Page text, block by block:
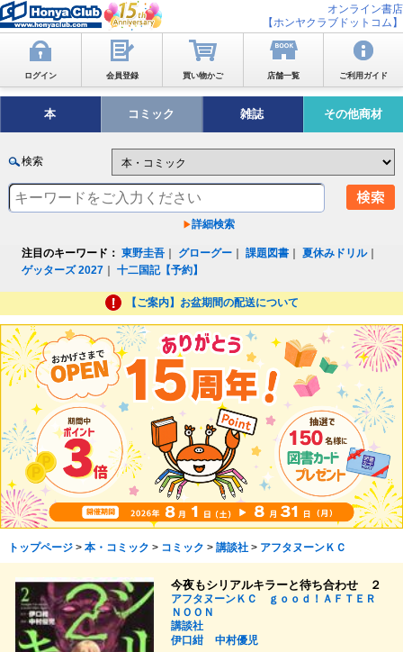
オンライン書店
【ホンヤクラブドットコム】
ログイン 会員登録 買い物かご 店舗一覧 ご利用ガイド
本 コミック 雑誌 その他商材
検索
詳細検索
注目のキーワード： 東野圭吾 グローグー ｜課題図書 ｜夏休みドリル｜
ゲッターズ 2027 ｜十二国記【予約】
【ご案内】お盆期間の配送について
トップページ> 本・コミック > コミック > 講談社> アフタヌーンＫＣ
今夜もシリアルキラーと待ち合わせ ２
アフタヌーンＫＣ ｇｏｏｄ！ＡＦＴＥＲ
ＮＯＯＮ
講談社
伊口紺
中村優児